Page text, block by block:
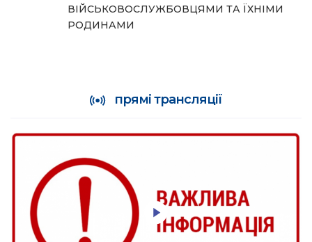
ВІЙСЬКОВОСЛУЖБОВЦЯМИ ТА ЇХНІМИ
РОДИНАМИ
прямі трансляції